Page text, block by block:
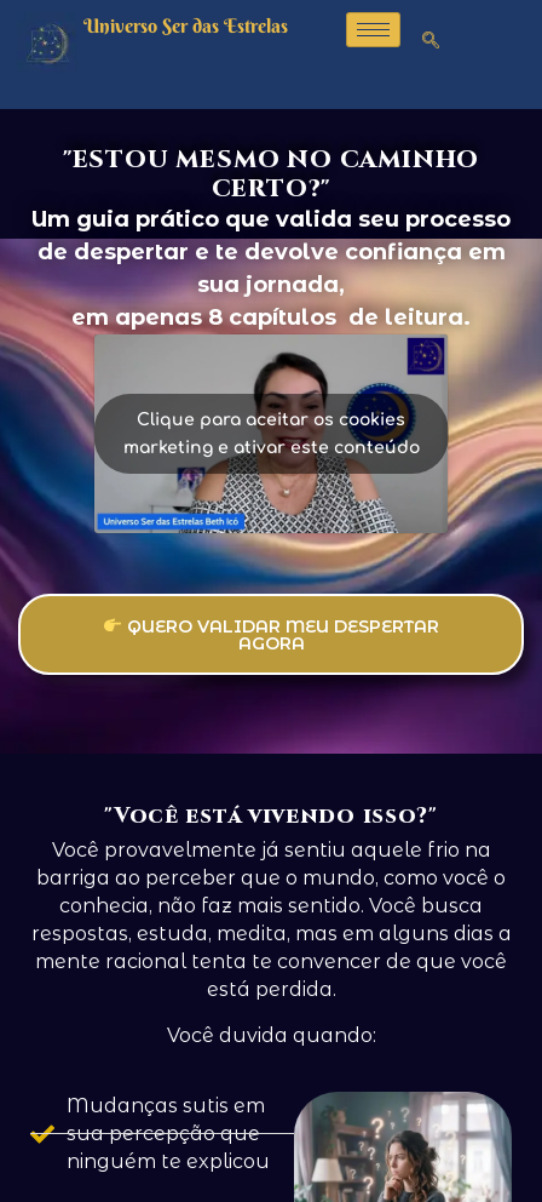
para
Universo Ser das Estrelas
QUERO VALIDAR MEU DESPERTAR
AGORA
"ESTOU MESMO NO CAMINHO
CERTO?"
Um guia prático que valida seu processo
de despertar e te devolve confiança em
sua jornada,
em apenas 8 capítulos de leitura.
Clique para aceitar os cookies
marketing e ativar este conteúdo
"Você está vivendo isso?"
Você provavelmente já sentiu aquele frio na
barriga ao perceber que o mundo, como você o
conhecia, não faz mais sentido. Você busca
respostas, estuda, medita, mas em alguns dias a
mente racional tenta te convencer de que você
está perdida.
Você duvida quando:
Mudanças sutis em
sua percepção que
ninguém te explicou